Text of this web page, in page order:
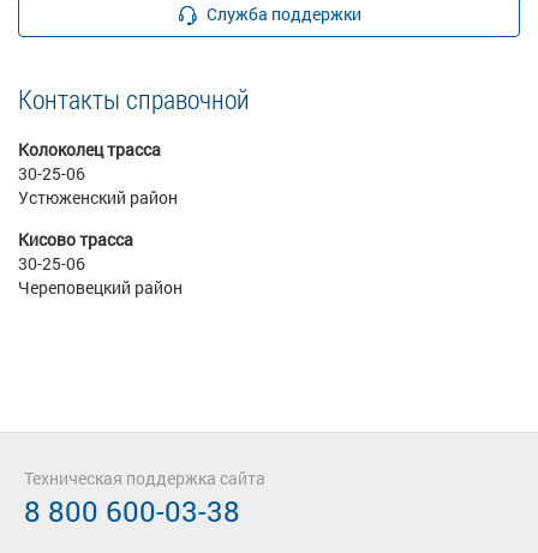
Служба поддержки
Контакты справочной
Колоколец трасса
30-25-06
Устюженский район
Кисово трасса
30-25-06
Череповецкий район
Техническая поддержка сайта
8 800 600-03-38